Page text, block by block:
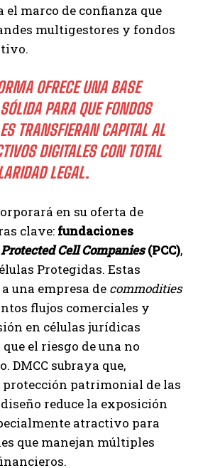
el marco de confianza que
multigestores y fondos
OFRECE UNA BASE
PARA QUE FONDOS
TRANSFIERAN CAPITAL AL
DIGITALES CON TOTAL
LEGAL.
en su oferta de
clave: fundaciones
Protected Cell Companies(PCC),
Protegidas. Estas
una empresa de commodities
flujos comerciales y
en células jurídicas
el riesgo de una no
DMCC subraya que,
protección patrimonial de las
reduce la exposición
atractivo para
que manejan múltiples